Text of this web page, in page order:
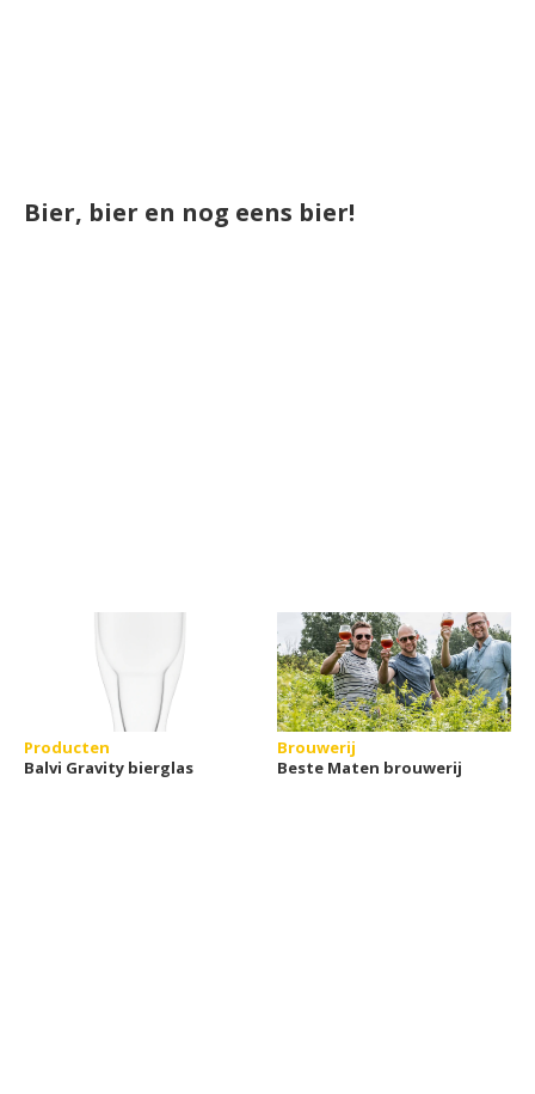
Bier, bier en nog eens bier!
Producten
Balvi Gravity bierglas
Brouwerij
Beste Maten brouwerij